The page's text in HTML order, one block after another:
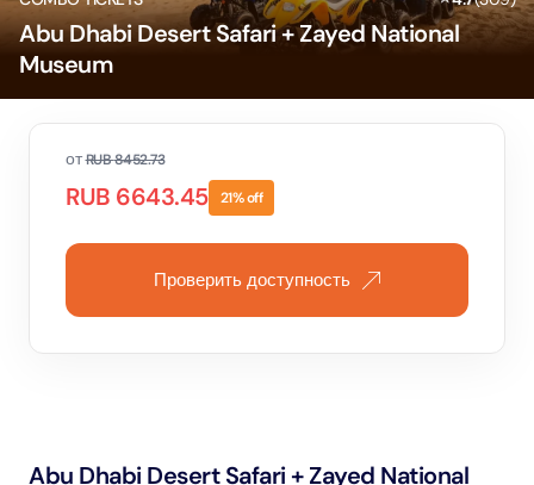
Abu Dhabi Desert Safari + Zayed National
Museum
Abu Dhabi Desert Safari + Zayed National
отRUB8452.73
RUB 6643.45 21% off
Проверить доступность